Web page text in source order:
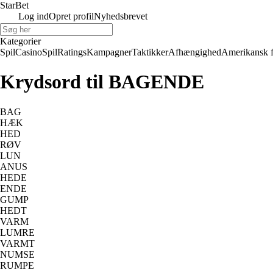
StarBet
Log indOpret profilNyhedsbrevet
Kategorier
SpilCasinoSpilRatingsKampagnerTaktikkerAfhængighedAmerikansk
Krydsord til BAGENDE
BAG
HÆK
HED
RØV
LUN
ANUS
HEDE
ENDE
GUMP
HEDT
VARM
LUMRE
VARMT
NUMSE
RUMPE